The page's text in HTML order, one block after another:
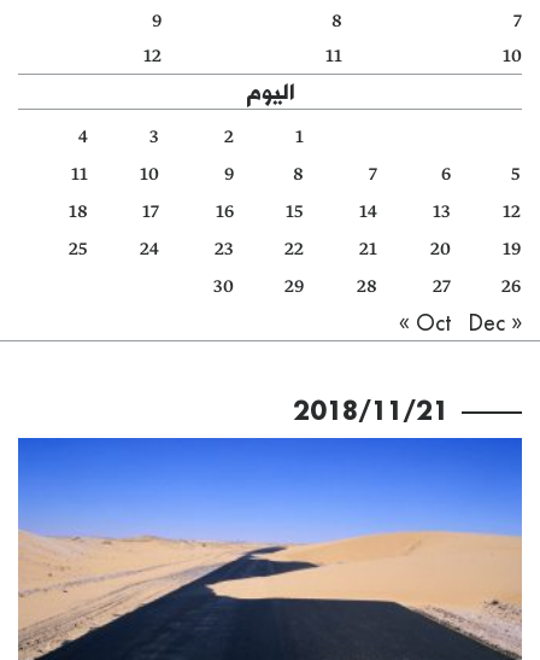
دفاتر
الأرشيف
7
8
9
10
11
12
اليوم
1
2
3
4
5
6
7
8
9
10
11
12
13
14
15
16
17
18
19
20
21
22
23
24
25
26
27
28
29
30
« Oct
Dec »
2018/11/21